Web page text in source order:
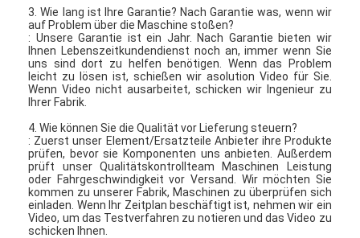
Grelle trockenere Maschine
Paddel-Trockner
Vakuumschleuder
3. Wie lang ist Ihre Garantie? Nach Garantie was, wenn wir
auf Problem über die Maschine stoßen?
: Unsere Garantie ist ein Jahr. Nach Garantie bieten wir
Ihnen Lebenszeitkundendienst noch an, immer wenn Sie
uns sind dort zu helfen benötigen. Wenn das Problem
leicht zu lösen ist, schießen wir asolution Video für Sie.
Wenn Video nicht ausarbeitet, schicken wir Ingenieur zu
Ihrer Fabrik.
4. Wie können Sie die Qualität vor Lieferung steuern?
: Zuerst unser Element/Ersatzteile Anbieter ihre Produkte
prüfen, bevor sie Komponenten uns anbieten. Außerdem
prüft unser Qualitätskontrollteam Maschinen Leistung
oder Fahrgeschwindigkeit vor Versand. Wir möchten Sie
kommen zu unserer Fabrik, Maschinen zu überprüfen sich
einladen. Wenn Ihr Zeitplan beschäftigt ist, nehmen wir ein
Video, um das Testverfahren zu notieren und das Video zu
schicken Ihnen.